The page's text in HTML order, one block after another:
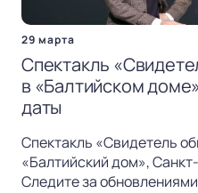
29 марта
Спектакль
в «Балтийском
даты
Спектакль «Свидетель
«Балтийский дом»,
Следите за